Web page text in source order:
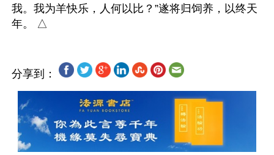
我。我为羊快乐，人何以比？”遂将归饲养，以终天
分享到：